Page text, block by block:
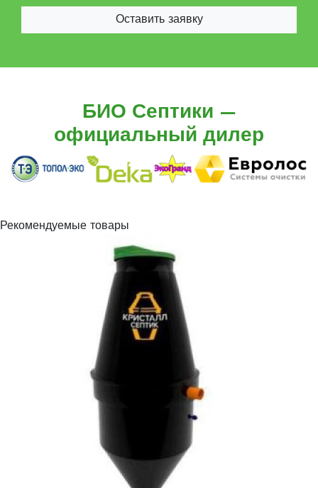
Оставить заявку
БИО Септики —
официальный дилер
Рекомендуемые товары